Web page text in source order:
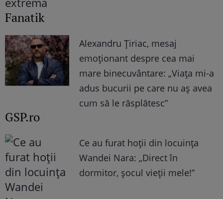
Fanatik
Alexandru Țiriac, mesaj
emoționant despre cea mai
mare binecuvântare: „Viața mi-a
adus bucurii pe care nu aș avea
cum să le răsplătesc”
GSP.ro
Ce au furat hoții din locuința
Wandei Nara: „Direct în
dormitor, șocul vieții mele!”